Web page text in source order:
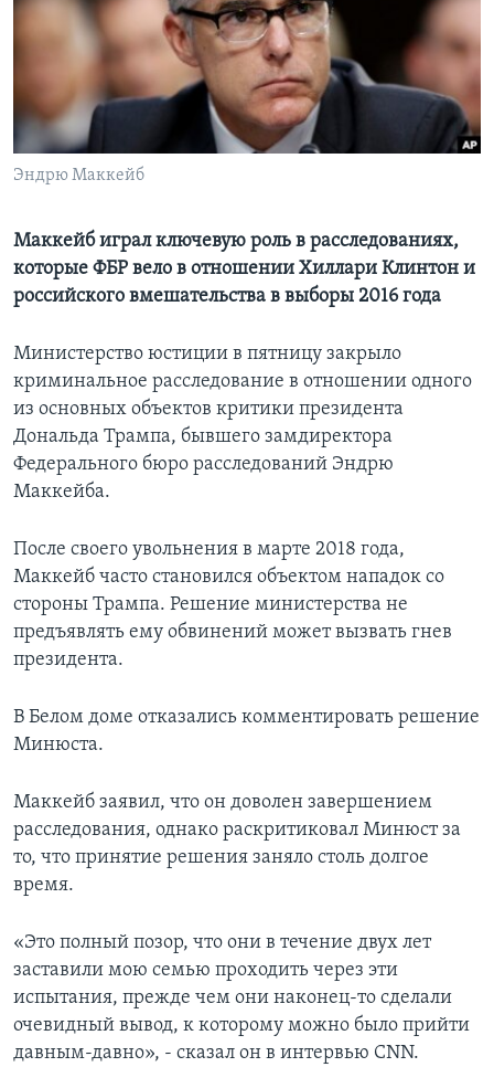
Learning English
СОЦИАЛЬНЫЕ СЕТИ
Эндрю Маккейб
Маккейб играл ключевую роль в расследованиях,
которые ФБР вело в отношении Хиллари Клинтон и
российского вмешательства в выборы 2016 года
Министерство юстиции в пятницу закрыло
криминальное расследование в отношении одного
из основных объектов критики президента
Дональда Трампа, бывшего замдиректора
Федерального бюро расследований Эндрю
Маккейба.
После своего увольнения в марте 2018 года,
Маккейб часто становился объектом нападок со
стороны Трампа. Решение министерства не
предъявлять ему обвинений может вызвать гнев
президента.
В Белом доме отказались комментировать решение
Минюста.
Маккейб заявил, что он доволен завершением
расследования, однако раскритиковал Минюст за
то, что принятие решения заняло столь долгое
время.
«Это полный позор, что они в течение двух лет
заставили мою семью проходить через эти
испытания, прежде чем они наконец-то сделали
очевидный вывод, к которому можно было прийти
давным-давно», - сказал он в интервью CNN.